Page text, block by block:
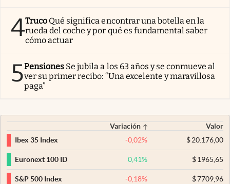
4Truco Qué significa encontrar una botella en la
rueda del coche y por qué es fundamental saber
cómo actuar
5Pensiones Se jubila a los 63 años y se conmueve al
ver su primer recibo: “Una excelente y maravillosa
paga”
Variación
Valor
Ibex 35 Index
-0,02% $20.176,00
Euronext 100 ID 0,41% $1965,65
S&P 500 Index -0,18% $7709,96